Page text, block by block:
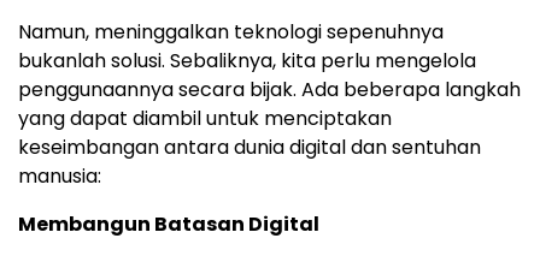
Namun, meninggalkan teknologi sepenuhnya
bukanlah solusi. Sebaliknya, kita perlu mengelola
penggunaannya secara bijak. Ada beberapa langkah
yang dapat diambil untuk menciptakan
keseimbangan antara dunia digital dan sentuhan
manusia:
Membangun Batasan Digital